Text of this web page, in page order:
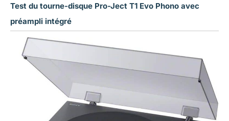
Test du tourne-disque Pro-Ject T1 Evo Phono avec
préampli intégré